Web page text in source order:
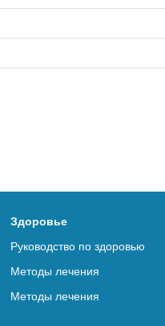
Здоровье
Руководство по здоровью
Методы лечения
Методы лечения